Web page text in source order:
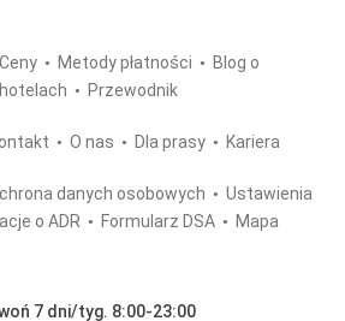
Metody płatności
Blog o
Przewodnik
O nas Dla prasy Kariera
danych osobowych
Ustawienia
o ADR Formularz DSA
Mapa
7 dni/tyg. 8:00-23:00